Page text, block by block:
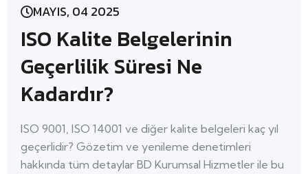
MAYIS, 04 2025
ISO Kalite Belgelerinin
Geçerlilik Süresi Ne
Kadardır?
ISO 9001, ISO 14001 ve diğer kalite belgeleri kaç yıl
geçerlidir? Gözetim ve yenileme denetimleri
hakkında tüm detaylar BD Kurumsal Hizmetler ile bu